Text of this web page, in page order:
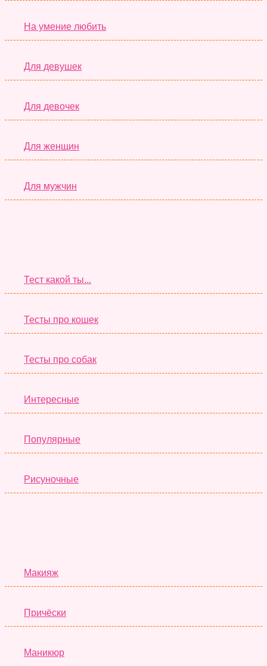
На умение любить
Для девушек
Для девочек
Для женщин
Для мужчин
Тест какой ты...
Тесты про кошек
Тесты про собак
Интересные
Популярные
Рисуночные
Макияж
Причёски
Маникюр